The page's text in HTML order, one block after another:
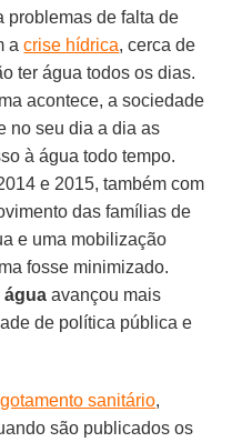
problemas de falta de
acrise hídrica, cerca de
ter água todos os dias.
acontece, a sociedade
no seu dia a dia as
à água todo tempo.
e 2015, também com
das famílias de
e uma mobilização
fosse minimizado.
água avançou mais
de política pública e
sanitário,
são publicados os